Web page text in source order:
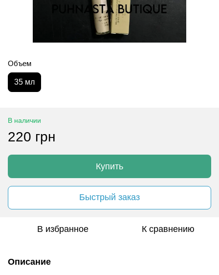
Объем
35 мл
В наличии
220 грн
Купить
Быстрый заказ
В избранное К сравнению
Описание